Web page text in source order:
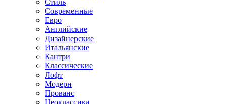
Стиль
Современные
Евро
Английские
Дизайнерские
Итальянские
Кантри
Классические
Лофт
Модерн
Прованс
Неоклассика